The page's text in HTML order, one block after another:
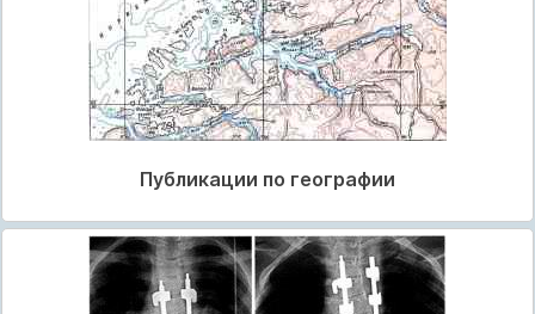
Публикации по географии